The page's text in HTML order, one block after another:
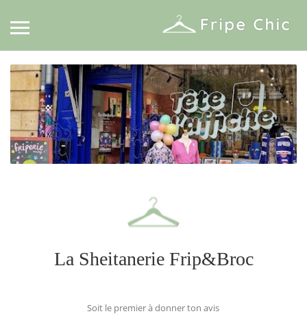
La Sheitanerie Frip&Broc
Soit le premier à donner ton avis